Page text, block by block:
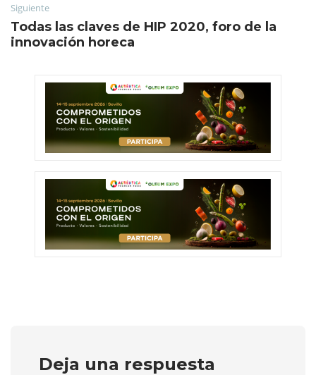
Siguiente
Todas las claves de HIP 2020, foro de la
innovación horeca
Deja una respuesta